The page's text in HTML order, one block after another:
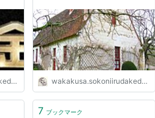
wakakusa.sokoniirudakedeii.com
7 ブックマーク